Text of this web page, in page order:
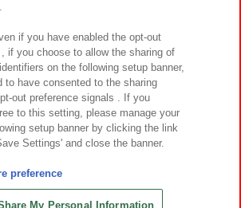
とともに
ト対応方針 よくあるご質問・お問い合わせ
©Bandai Namco Amusement Inc.
Namco Amusement Lab Inc.
Co., Ltd. All Rights Reserved.
if you have enabled the opt-out
if you choose to allow the sharing of
on the following setup banner,
to have consented to the sharing
out preference signals . If you
to this setting, please manage your
setup banner by clicking the link
Settings' and close the banner.
preference
My Personal Information